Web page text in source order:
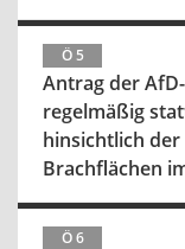
Ö 5
Antrag der
regelmäßig
hinsichtlich
Brachflächen
Ö 6